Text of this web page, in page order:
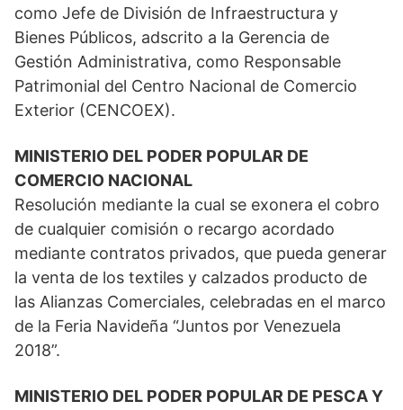
como Jefe de División de Infraestructura y
Bienes Públicos, adscrito a la Gerencia de
Gestión Administrativa, como Responsable
Patrimonial del Centro Nacional de Comercio
Exterior (CENCOEX).
MINISTERIO DEL PODER POPULAR DE
COMERCIO NACIONAL
Resolución mediante la cual se exonera el cobro
de cualquier comisión o recargo acordado
mediante contratos privados, que pueda generar
la venta de los textiles y calzados producto de
las Alianzas Comerciales, celebradas en el marco
de la Feria Navideña “Juntos por Venezuela
2018”.
MINISTERIO DEL PODER POPULAR DE PESCA Y